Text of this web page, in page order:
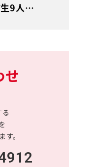
生9人…
せ
す。